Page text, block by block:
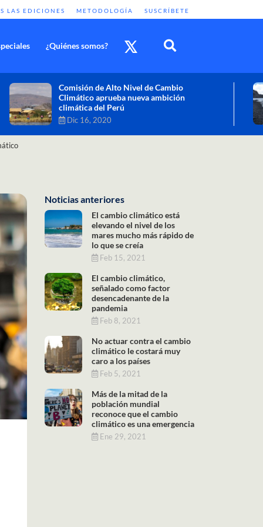
LAS EDICIONES METODOLOGÍA SUSCRÍBETE
¿Quiénes somos?
Cambio climático: combatir sus efectos
como objetivo global y urgente
Noticias anteriores
El cambio climático está
elevando el nivel de los
mares mucho más rápido de
lo que se creía
Feb 15, 2021
El cambio climático,
señalado como factor
desencadenante de la
pandemia
Feb 8, 2021
No actuar contra el cambio
climático le costará muy
caro a los países
Feb 5, 2021
Más de la mitad de la
población mundial
reconoce que el cambio
climático es una emergencia
Ene 29, 2021